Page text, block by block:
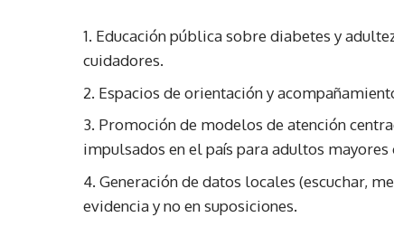
Educación pública sobre diabetes y
cuidadores.
Espacios de orientación y
Promoción de modelos de atención
impulsados en el país para adultos mayores
Generación de datos locales (escuchar,
evidencia y no en suposiciones.